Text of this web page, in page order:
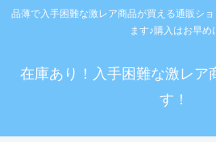
品薄で入手困難な激レア商品が買える通販シ
ます♪購入はお早め
在庫あり！入手困難な激レア
す！